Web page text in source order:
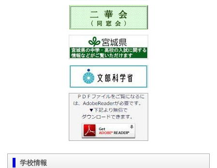
学校情報